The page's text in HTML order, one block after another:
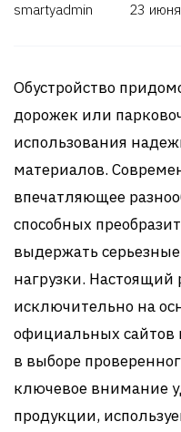
smartyadmin 23
Обустройство
дорожек или
использования
материалов.
впечатляющее
способных
выдержать
нагрузки. Настоящий
исключительно на
официальных сайтов
в выборе
ключевое внимание
продукции,